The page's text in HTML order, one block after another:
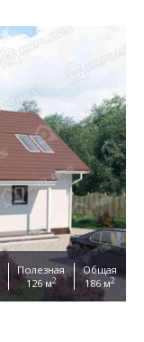
Полезная
126 м2
Общая
186 м2